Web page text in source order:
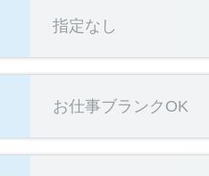
指定なし
お仕事ブランクOK